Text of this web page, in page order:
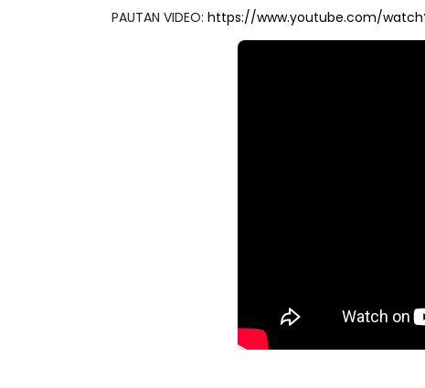
PAUTAN VIDEO: https://www.youtube.com/